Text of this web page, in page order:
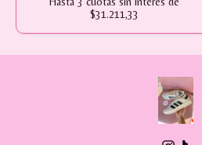
$31.211,33